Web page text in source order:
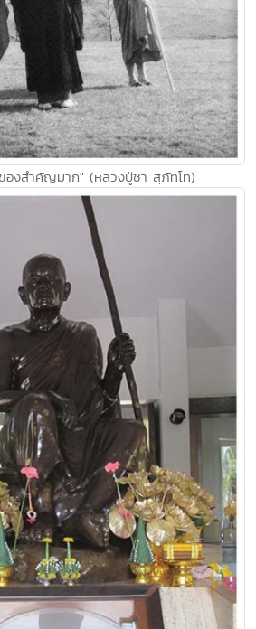
องสำคัญมาก" (หลวงปู่ชา สุภัทโท)